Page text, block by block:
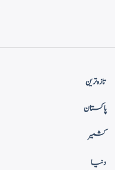
تازہ ترین
پاکستان
کشمیر
دنیا